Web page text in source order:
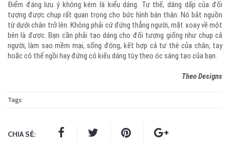
Điểm đáng lưu ý không kém là kiểu dáng. Tư thế, dáng dấp của đối
tượng được chụp rất quan trọng cho bức hình bán thân. Nó bắt nguồn
từ dưới chân trở lên. Không phải cứ đứng thẳng người, mặt xoay về một
bên là được. Bạn cần phải tạo dáng cho đối tượng giống như chụp cả
người, làm sao mềm mại, sống động, kết hợp cả tư thê của chân, tay
hoặc có thể ngồi hay đứng có kiếu dáng tùy theo óc sáng tạo của bạn.
Theo Designs
Tags:
CHIA SẺ: